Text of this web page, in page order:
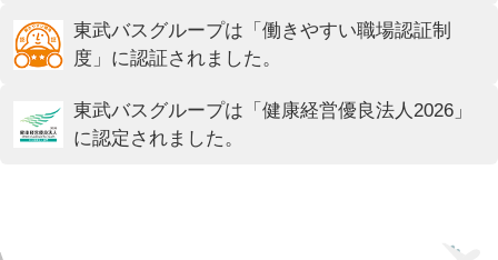
東武バスグループは「働きやすい職場認証制
度」に認証されました。
東武バスグループは「健康経営優良法人2026」
に認定されました。